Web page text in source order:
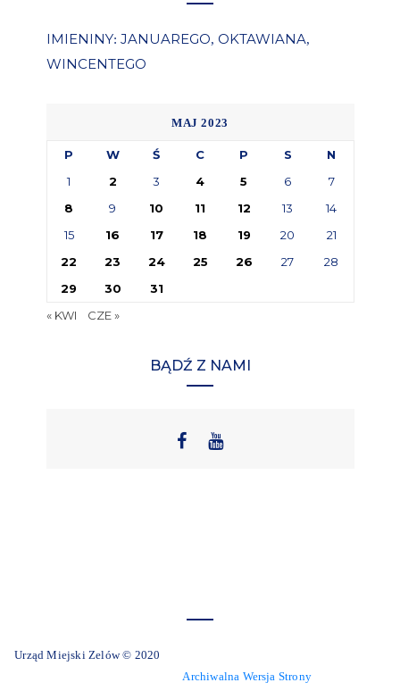
IMIENINY: JANUAREGO, OKTAWIANA,
WINCENTEGO
MAJ 2023
P W Ś C P S
N
1
2 3 4 5 6
7
8
9 10 11 12 13
14
15
16 17 18 19 20
21
22
23 24 25 26 27
28
29
30
31
« KWI
CZE »
BĄDŹ Z NAMI
Urząd Miejski Zelów © 2020
Archiwalna Wersja Strony